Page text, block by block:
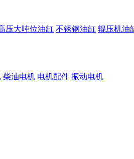
压大吨位油缸 不锈钢油缸 辊压机油
柴油电机 电机配件 振动电机